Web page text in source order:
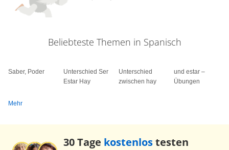
Beliebteste Themen in Spanisch
Saber, Poder
Unterschied Ser
Estar Hay
Unterschied
zwischen hay
und estar –
Übungen
Mehr
30 Tage kostenlostesten